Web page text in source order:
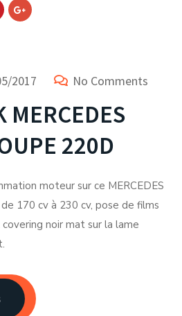
2017 No Comments
MERCEDES
220D
moteur sur ce MERCEDES
170 cv à 230 cv, pose de films
noir mat sur la lame